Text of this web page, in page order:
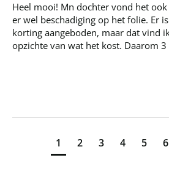
Heel mooi! Mn dochter vond het
er wel beschadiging op het folie. Er
korting aangeboden, maar dat vind
opzichte van wat het kost. Daarom
1 2 3 4 5 6